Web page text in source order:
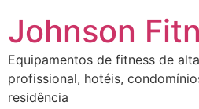
Johnson
Equipamentos de fitness de
profissional, hotéis,
residência